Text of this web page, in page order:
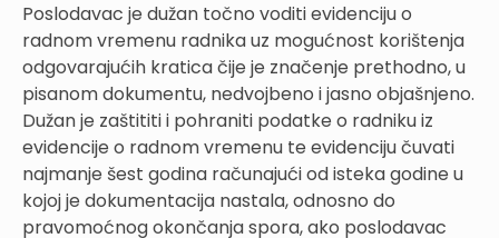
Poslodavac je dužan točno voditi evidenciju o
radnom vremenu radnika uz mogućnost korištenja
odgovarajućih kratica čije je značenje prethodno, u
pisanom dokumentu, nedvojbeno i jasno objašnjeno.
Dužan je zaštititi i pohraniti podatke o radniku iz
evidencije o radnom vremenu te evidenciju čuvati
najmanje šest godina računajući od isteka godine u
kojoj je dokumentacija nastala, odnosno do
pravomoćnog okončanja spora, ako poslodavac